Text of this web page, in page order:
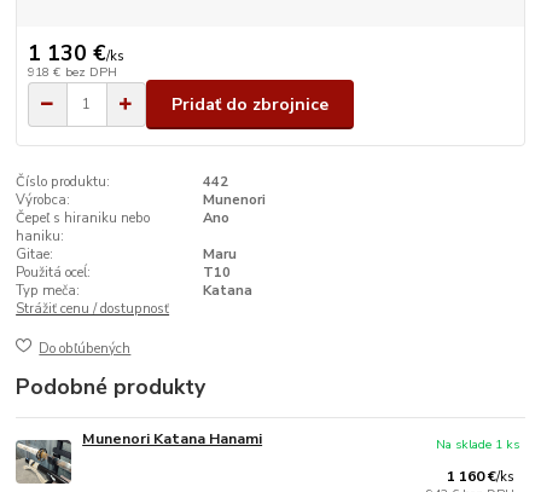
1 130 €/ks
918 € bez DPH
Pridať do zbrojnice
Číslo produktu:
442
Výrobca:
Munenori
Čepeľ s hiraniku nebo
haniku:
Ano
Gitae:
Maru
Použitá oceĺ:
T10
Typ meča:
Katana
Strážiť cenu / dostupnosť
Do obľúbených
Podobné produkty
Munenori Katana Hanami
1 160 €/ks
Na sklade 1 ks